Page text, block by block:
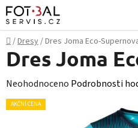
Přejít
na
obsah
Domů
/Dresy/Dres Joma Eco-
Dres Joma
Průměrné
hodnocení
Neohodnoceno Podrobnosti
AKČNÍ CENA